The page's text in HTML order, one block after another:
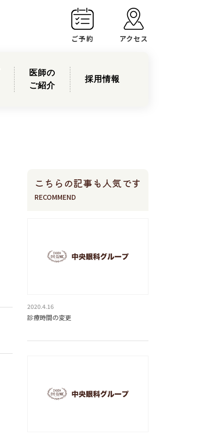
ご予約 アクセス
医師の
ご紹介
採用情報
こちらの記事も人気です
RECOMMEND
2020.4.16
診療時間の変更